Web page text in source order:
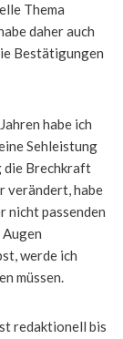
Thema
daher auch
Bestätigungen
habe ich
Sehleistung
die Brechkraft
verändert, habe
nicht passenden
werde ich
müssen.
redaktionell bis